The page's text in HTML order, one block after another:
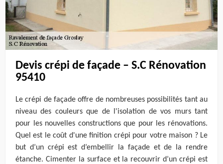
Devis crépi de façade – S.C Rénovation
95410
Le crépi de façade offre de nombreuses possibilités tant au
niveau des couleurs que de l'isolation de vos murs tant
pour les nouvelles constructions que pour les rénovations.
Quel est le coût d'une finition crépi pour votre maison ? Le
but d’un crépi est d’embellir la façade et de la rendre
étanche. Cimenter la surface et la recouvrir d’un crépi est